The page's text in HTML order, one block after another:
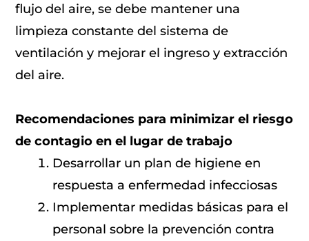
flujo del aire, se debe mantener una
limpieza constante del sistema de
ventilación y mejorar el ingreso y extracción
del aire.
Recomendaciones para minimizar el riesgo
de contagio en el lugar de trabajo
Desarrollar un plan de higiene en
respuesta a enfermedad infecciosas
Implementar medidas básicas para el
personal sobre la prevención contra